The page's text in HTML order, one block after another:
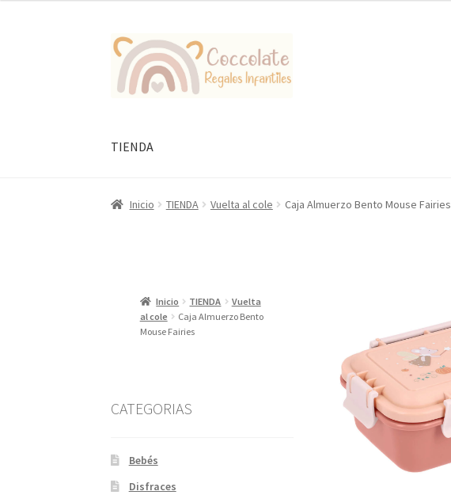
Ir
la
Ir
al
contenido
TIENDA
Inicio TIENDA Vuelta al cole Caja Almuerzo Bento Mouse Fairies
Inicio TIENDA
Vuelta
al cole
Caja Almuerzo Bento
Mouse Fairies
CATEGORIAS
Bebés
Disfraces